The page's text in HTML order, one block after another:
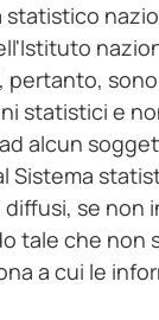
statistico
pertanto,
statistici e
alcun
Sistema
se non
tale che non
a cui le